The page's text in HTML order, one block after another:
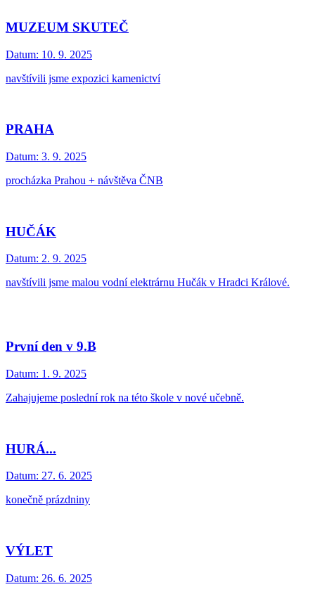
MUZEUM SKUTEČ
Datum: 10. 9. 2025
navštívili jsme expozici kamenictví
PRAHA
Datum: 3. 9. 2025
procházka Prahou + návštěva ČNB
HUČÁK
Datum: 2. 9. 2025
navštívili jsme malou vodní elektrárnu Hučák v Hradci Králové.
První den v 9.B
Datum: 1. 9. 2025
Zahajujeme poslední rok na této škole v nové učebně.
HURÁ...
Datum: 27. 6. 2025
konečně prázdniny
VÝLET
Datum: 26. 6. 2025